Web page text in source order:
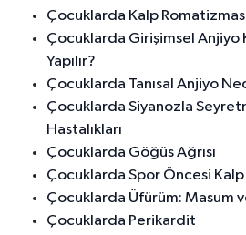
Çocuklarda Kalp
Çocuklarda Girişimsel Anjiyo
Yapılır?
Çocuklarda Tanısal Anjiyo
Çocuklarda Siyanozla
Hastalıkları
Çocuklarda Göğüs Ağrısı
Çocuklarda Spor Öncesi
Çocuklarda Üfürüm: Masum
Çocuklarda Perikardit